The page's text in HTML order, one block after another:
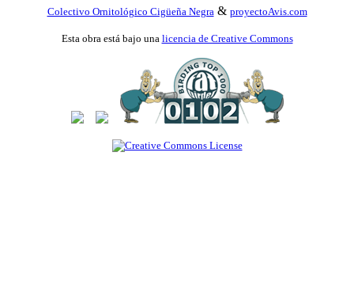
Colectivo Ornitológico Cigüeña Negra & proyectoAvis.com
Esta obra está bajo una licencia de Creative Commons